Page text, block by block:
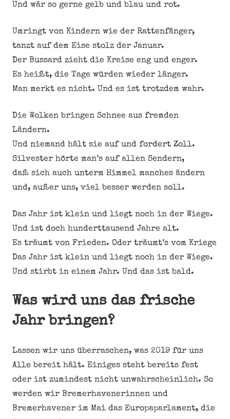
Und wär so gerne gelb und blau und rot.
Umringt von Kindern wie der Rattenfänger,
tanzt auf dem Eise stolz der Januar.
Der Bussard zieht die Kreise eng und enger.
Es heißt, die Tage würden wieder länger.
Man merkt es nicht. Und es ist trotzdem wahr.
Die Wolken bringen Schnee aus fremden
Ländern.
Und niemand hält sie auf und fordert Zoll.
Silvester hörte man’s auf allen Sendern,
daß sich auch unterm Himmel manches ändern
und, außer uns, viel besser werden soll.
Das Jahr ist klein und liegt noch in der Wiege.
Und ist doch hunderttausend Jahre alt.
Es träumt von Frieden. Oder träumt’s vom Kriege
Das Jahr ist klein und liegt noch in der Wiege.
Und stirbt in einem Jahr. Und das ist bald.
Was wird uns das frische
Jahr bringen?
Lassen wir uns überraschen, was 2019 für uns
Alle bereit hält. Einiges steht bereits fest
oder ist zumindest nicht unwahrscheinlich. So
werden wir Bremerhavenerinnen und
Bremerhavener im Mai das Europaparlament, die